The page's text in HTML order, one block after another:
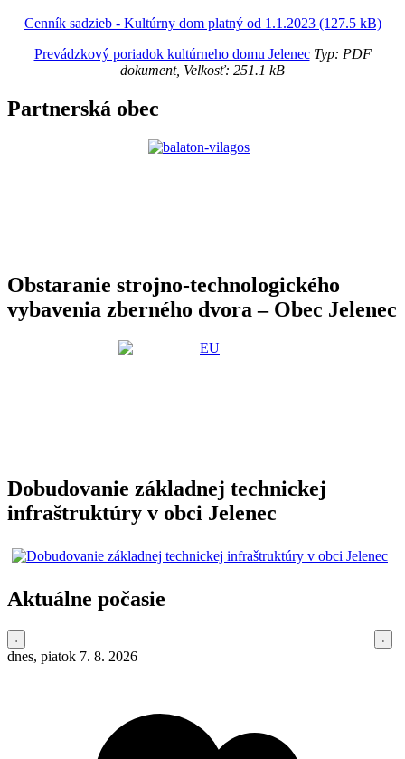
Cenník sadzieb - Kultúrny dom platný od 1.1.2023 (127.5 kB)
Prevádzkový poriadok kultúrneho domu JelenecTyp: PDF
dokument, Velkosť: 251.1 kB
Partnerská obec
Obstaranie strojno-technologického
vybavenia zberného dvora – Obec Jelenec
Dobudovanie základnej technickej
infraštruktúry v obci Jelenec
Aktuálne počasie
dnes, piatok 7. 8. 2026